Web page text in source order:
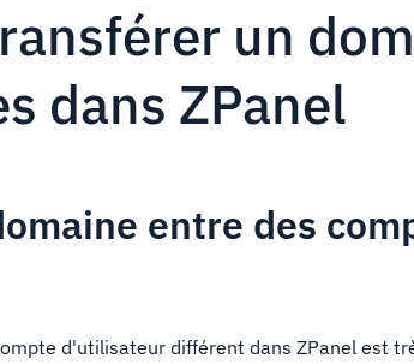
un
dans ZPanel
entre des
d'utilisateur différent dans ZPanel est